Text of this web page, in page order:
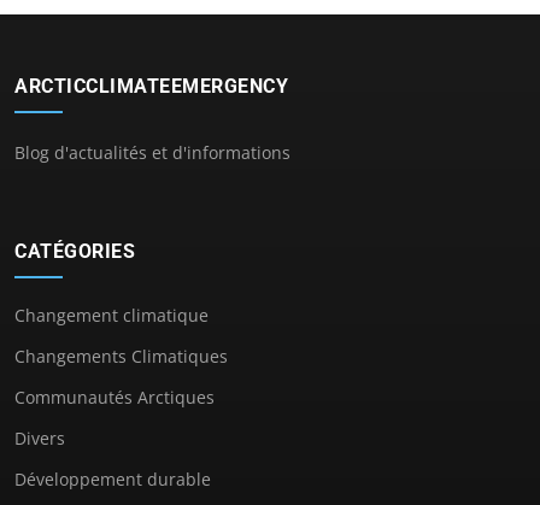
ARCTICCLIMATEEMERGENCY
Blog d'actualités et d'informations
CATÉGORIES
Changement climatique
Changements Climatiques
Communautés Arctiques
Divers
Développement durable